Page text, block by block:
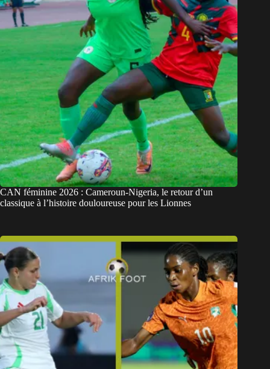
CAN féminine 2026 : Cameroun-Nigeria, le retour d’un
classique à l’histoire douloureuse pour les Lionnes